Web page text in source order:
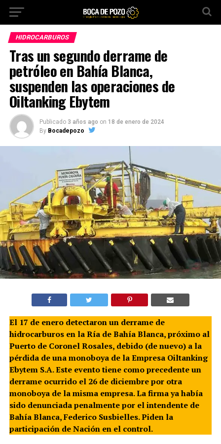
HIDROCARBUROS
Tras un segundo derrame de
petróleo en Bahía Blanca,
suspenden las operaciones de
Oiltanking Ebytem
Publicado 3 años ago on 18 de enero de 2024
By Bocadepozo
El 17 de enero detectaron un derrame de
hidrocarburos en la Ría de Bahía Blanca, próximo al
Puerto de Coronel Rosales, debido (de nuevo) a la
pérdida de una monoboya de la Empresa Oiltanking
Ebytem S.A. Este evento tiene como precedente un
derrame ocurrido el 26 de diciembre por otra
monoboya de la misma empresa. La firma ya había
sido denunciada penalmente por el intendente de
Bahía Blanca, Federico Susbielles. Piden la
participación de Nación en el control.